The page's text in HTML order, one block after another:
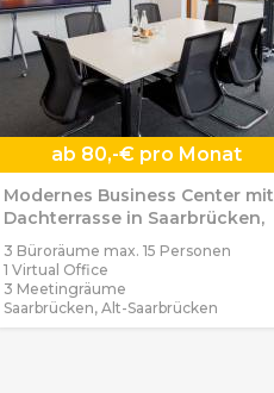
ab 80,-€ pro Monat
Modernes Business Center mit
Dachterrasse in Saarbrücken,
3 Büroräume max. 15 Personen
1 Virtual Office
3 Meetingräume
Saarbrücken, Alt-Saarbrücken